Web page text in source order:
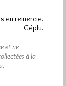
en remercie.
Géplu.
et ne
à la